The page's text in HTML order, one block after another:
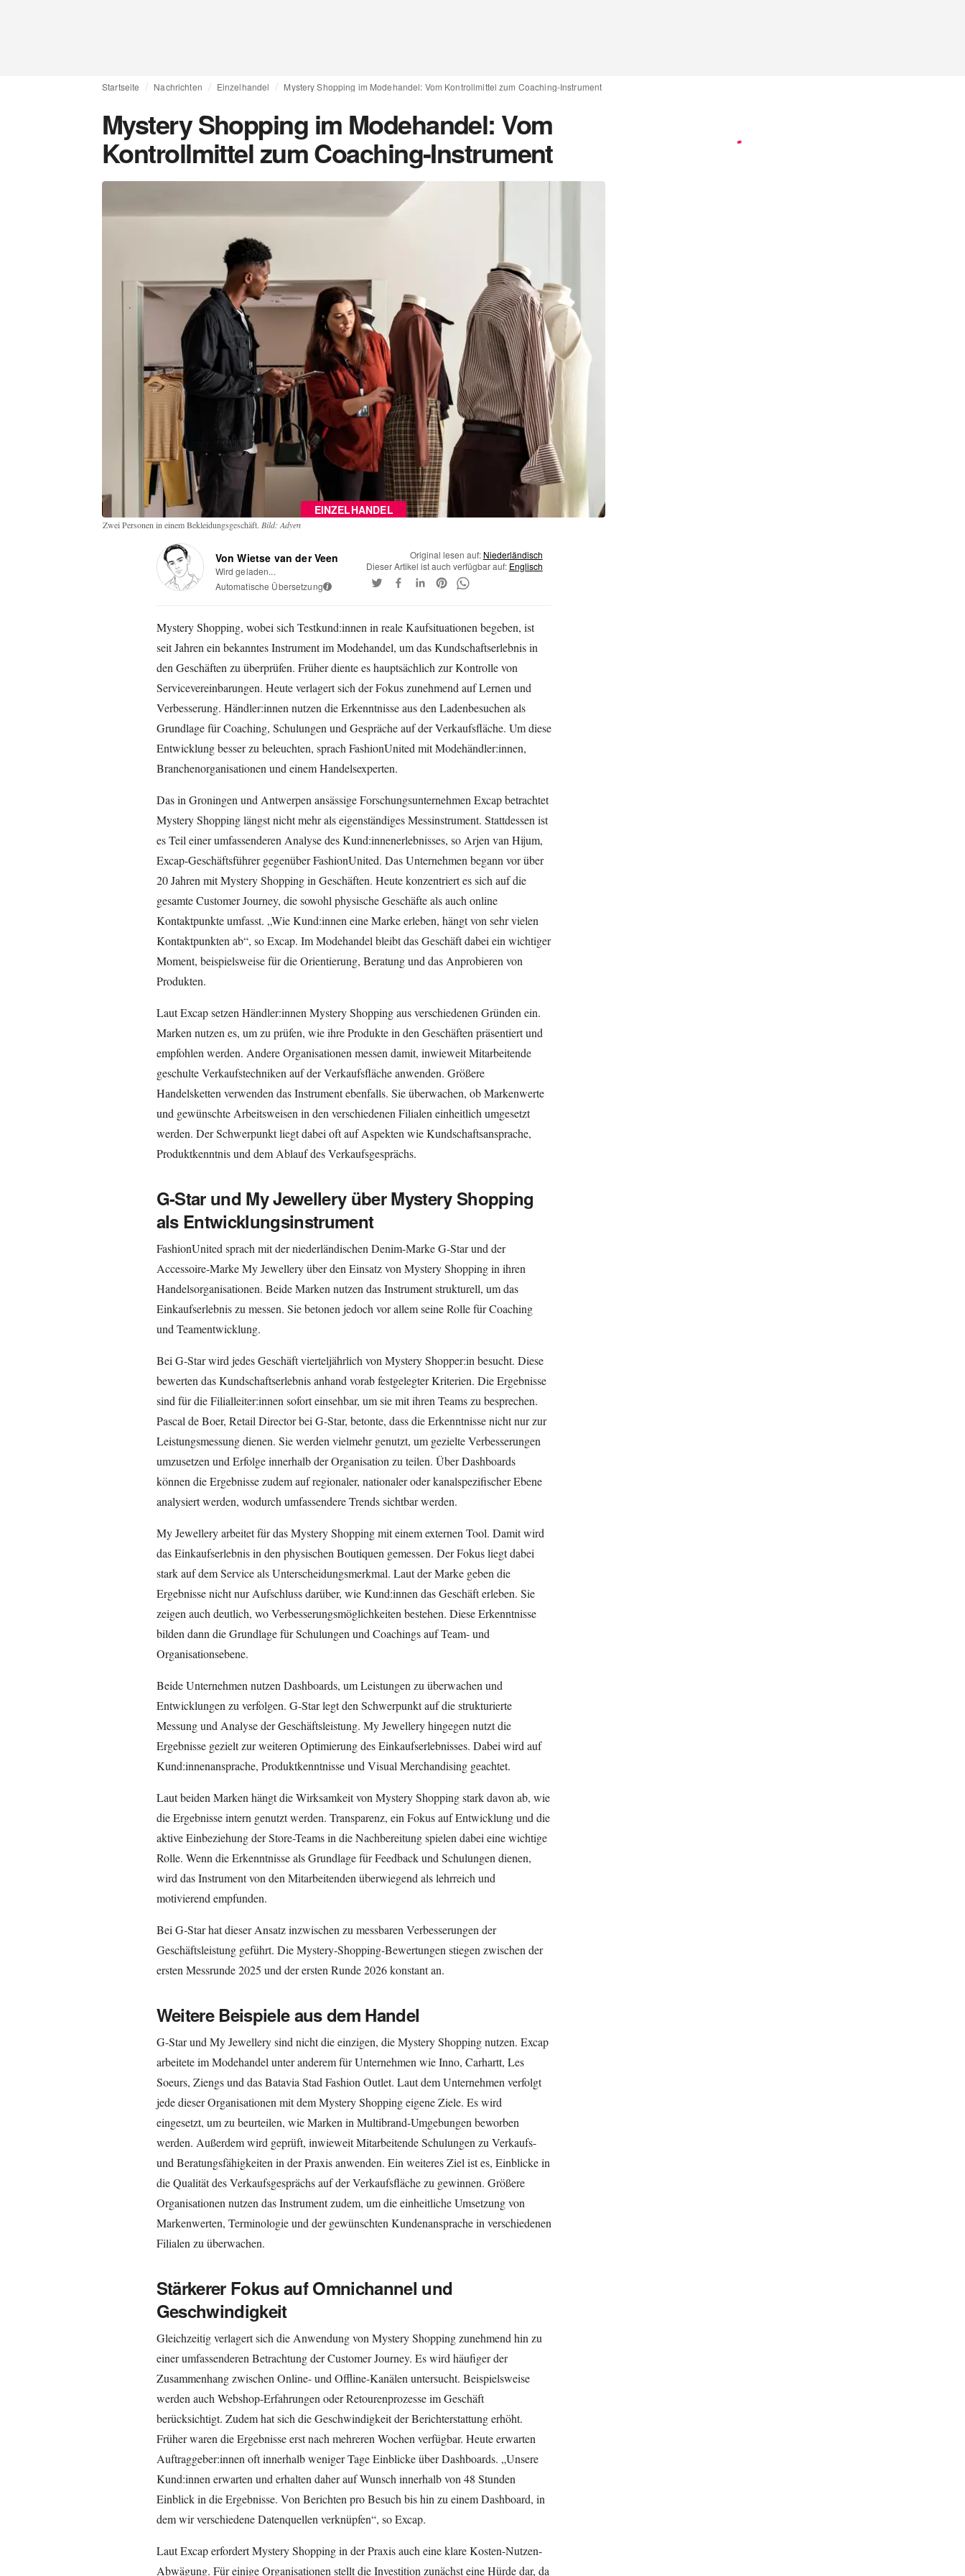
Startseite Nachrichten Einzelhandel Mystery Shopping im Modehandel: Vom Kontrollmittel zum Coaching-Instrument
Mystery Shopping im Modehandel: Vom
Kontrollmittel zum Coaching-Instrument
EINZELHANDEL
Zwei Personen in einem Bekleidungsgeschäft. Bild: Adyen
Von Wietse van der Veen
Wird geladen...
Automatische Übersetzung i
Original lesen auf: Niederländisch
Dieser Artikel ist auch verfügbar auf: Englisch
Mystery Shopping, wobei sich Testkund:innen in reale Kaufsituationen begeben, ist
seit Jahren ein bekanntes Instrument im Modehandel, um das Kundschaftserlebnis in
den Geschäften zu überprüfen. Früher diente es hauptsächlich zur Kontrolle von
Servicevereinbarungen. Heute verlagert sich der Fokus zunehmend auf Lernen und
Verbesserung. Händler:innen nutzen die Erkenntnisse aus den Ladenbesuchen als
Grundlage für Coaching, Schulungen und Gespräche auf der Verkaufsfläche. Um diese
Entwicklung besser zu beleuchten, sprach FashionUnited mit Modehändler:innen,
Branchenorganisationen und einem Handelsexperten.
Das in Groningen und Antwerpen ansässige Forschungsunternehmen Excap betrachtet
Mystery Shopping längst nicht mehr als eigenständiges Messinstrument. Stattdessen ist
es Teil einer umfassenderen Analyse des Kund:innenerlebnisses, so Arjen van Hijum,
Excap-Geschäftsführer gegenüber FashionUnited. Das Unternehmen begann vor über
20 Jahren mit Mystery Shopping in Geschäften. Heute konzentriert es sich auf die
gesamte Customer Journey, die sowohl physische Geschäfte als auch online
Kontaktpunkte umfasst. „Wie Kund:innen eine Marke erleben, hängt von sehr vielen
Kontaktpunkten ab“, so Excap. Im Modehandel bleibt das Geschäft dabei ein wichtiger
Moment, beispielsweise für die Orientierung, Beratung und das Anprobieren von
Produkten.
Laut Excap setzen Händler:innen Mystery Shopping aus verschiedenen Gründen ein.
Marken nutzen es, um zu prüfen, wie ihre Produkte in den Geschäften präsentiert und
empfohlen werden. Andere Organisationen messen damit, inwieweit Mitarbeitende
geschulte Verkaufstechniken auf der Verkaufsfläche anwenden. Größere
Handelsketten verwenden das Instrument ebenfalls. Sie überwachen, ob Markenwerte
und gewünschte Arbeitsweisen in den verschiedenen Filialen einheitlich umgesetzt
werden. Der Schwerpunkt liegt dabei oft auf Aspekten wie Kundschaftsansprache,
Produktkenntnis und dem Ablauf des Verkaufsgesprächs.
G-Star und My Jewellery über Mystery Shopping
als Entwicklungsinstrument
FashionUnited sprach mit der niederländischen Denim-Marke G-Star und der
Accessoire-Marke My Jewellery über den Einsatz von Mystery Shopping in ihren
Handelsorganisationen. Beide Marken nutzen das Instrument strukturell, um das
Einkaufserlebnis zu messen. Sie betonen jedoch vor allem seine Rolle für Coaching
und Teamentwicklung.
Bei G-Star wird jedes Geschäft vierteljährlich von Mystery Shopper:in besucht. Diese
bewerten das Kundschaftserlebnis anhand vorab festgelegter Kriterien. Die Ergebnisse
sind für die Filialleiter:innen sofort einsehbar, um sie mit ihren Teams zu besprechen.
Pascal de Boer, Retail Director bei G-Star, betonte, dass die Erkenntnisse nicht nur zur
Leistungsmessung dienen. Sie werden vielmehr genutzt, um gezielte Verbesserungen
umzusetzen und Erfolge innerhalb der Organisation zu teilen. Über Dashboards
können die Ergebnisse zudem auf regionaler, nationaler oder kanalspezifischer Ebene
analysiert werden, wodurch umfassendere Trends sichtbar werden.
My Jewellery arbeitet für das Mystery Shopping mit einem externen Tool. Damit wird
das Einkaufserlebnis in den physischen Boutiquen gemessen. Der Fokus liegt dabei
stark auf dem Service als Unterscheidungsmerkmal. Laut der Marke geben die
Ergebnisse nicht nur Aufschluss darüber, wie Kund:innen das Geschäft erleben. Sie
zeigen auch deutlich, wo Verbesserungsmöglichkeiten bestehen. Diese Erkenntnisse
bilden dann die Grundlage für Schulungen und Coachings auf Team- und
Organisationsebene.
Beide Unternehmen nutzen Dashboards, um Leistungen zu überwachen und
Entwicklungen zu verfolgen. G-Star legt den Schwerpunkt auf die strukturierte
Messung und Analyse der Geschäftsleistung. My Jewellery hingegen nutzt die
Ergebnisse gezielt zur weiteren Optimierung des Einkaufserlebnisses. Dabei wird auf
Kund:innenansprache, Produktkenntnisse und Visual Merchandising geachtet.
Laut beiden Marken hängt die Wirksamkeit von Mystery Shopping stark davon ab, wie
die Ergebnisse intern genutzt werden. Transparenz, ein Fokus auf Entwicklung und die
aktive Einbeziehung der Store-Teams in die Nachbereitung spielen dabei eine wichtige
Rolle. Wenn die Erkenntnisse als Grundlage für Feedback und Schulungen dienen,
wird das Instrument von den Mitarbeitenden überwiegend als lehrreich und
motivierend empfunden.
Bei G-Star hat dieser Ansatz inzwischen zu messbaren Verbesserungen der
Geschäftsleistung geführt. Die Mystery-Shopping-Bewertungen stiegen zwischen der
ersten Messrunde 2025 und der ersten Runde 2026 konstant an.
Weitere Beispiele aus dem Handel
G-Star und My Jewellery sind nicht die einzigen, die Mystery Shopping nutzen. Excap
arbeitete im Modehandel unter anderem für Unternehmen wie Inno, Carhartt, Les
Soeurs, Ziengs und das Batavia Stad Fashion Outlet. Laut dem Unternehmen verfolgt
jede dieser Organisationen mit dem Mystery Shopping eigene Ziele. Es wird
eingesetzt, um zu beurteilen, wie Marken in Multibrand-Umgebungen beworben
werden. Außerdem wird geprüft, inwieweit Mitarbeitende Schulungen zu Verkaufs-
und Beratungsfähigkeiten in der Praxis anwenden. Ein weiteres Ziel ist es, Einblicke in
die Qualität des Verkaufsgesprächs auf der Verkaufsfläche zu gewinnen. Größere
Organisationen nutzen das Instrument zudem, um die einheitliche Umsetzung von
Markenwerten, Terminologie und der gewünschten Kundenansprache in verschiedenen
Filialen zu überwachen.
Stärkerer Fokus auf Omnichannel und
Geschwindigkeit
Gleichzeitig verlagert sich die Anwendung von Mystery Shopping zunehmend hin zu
einer umfassenderen Betrachtung der Customer Journey. Es wird häufiger der
Zusammenhang zwischen Online- und Offline-Kanälen untersucht. Beispielsweise
werden auch Webshop-Erfahrungen oder Retourenprozesse im Geschäft
berücksichtigt. Zudem hat sich die Geschwindigkeit der Berichterstattung erhöht.
Früher waren die Ergebnisse erst nach mehreren Wochen verfügbar. Heute erwarten
Auftraggeber:innen oft innerhalb weniger Tage Einblicke über Dashboards. „Unsere
Kund:innen erwarten und erhalten daher auf Wunsch innerhalb von 48 Stunden
Einblick in die Ergebnisse. Von Berichten pro Besuch bis hin zu einem Dashboard, in
dem wir verschiedene Datenquellen verknüpfen“, so Excap.
Laut Excap erfordert Mystery Shopping in der Praxis auch eine klare Kosten-Nutzen-
Abwägung. Für einige Organisationen stellt die Investition zunächst eine Hürde dar, da